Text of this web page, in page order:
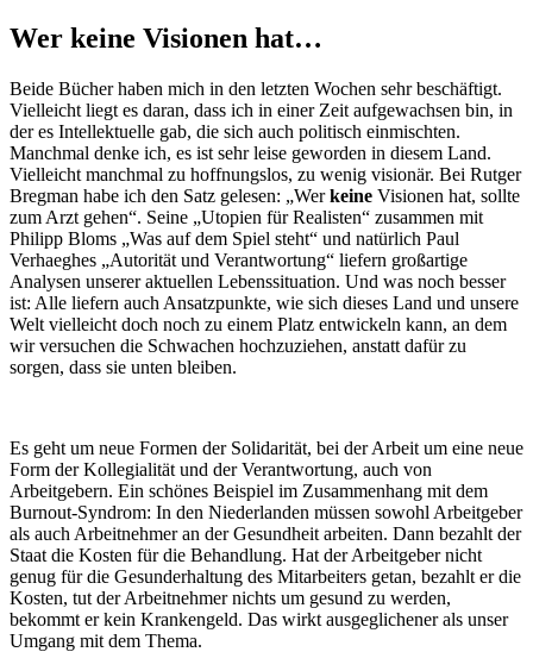
Wer keine Visionen hat…
Beide Bücher haben mich in den letzten Wochen sehr beschäftigt.
Vielleicht liegt es daran, dass ich in einer Zeit aufgewachsen bin, in
der es Intellektuelle gab, die sich auch politisch einmischten.
Manchmal denke ich, es ist sehr leise geworden in diesem Land.
Vielleicht manchmal zu hoffnungslos, zu wenig visionär. Bei Rutger
Bregman habe ich den Satz gelesen: „Werkeine Visionen hat, sollte
zum Arzt gehen“. Seine „Utopien für Realisten“ zusammen mit
Philipp Bloms „Was auf dem Spiel steht“ und natürlich Paul
Verhaeghes „Autorität und Verantwortung“ liefern großartige
Analysen unserer aktuellen Lebenssituation. Und was noch besser
ist: Alle liefern auch Ansatzpunkte, wie sich dieses Land und unsere
Welt vielleicht doch noch zu einem Platz entwickeln kann, an dem
wir versuchen die Schwachen hochzuziehen, anstatt dafür zu
sorgen, dass sie unten bleiben.
Es geht um neue Formen der Solidarität, bei der Arbeit um eine neue
Form der Kollegialität und der Verantwortung, auch von
Arbeitgebern. Ein schönes Beispiel im Zusammenhang mit dem
Burnout-Syndrom: In den Niederlanden müssen sowohl Arbeitgeber
als auch Arbeitnehmer an der Gesundheit arbeiten. Dann bezahlt der
Staat die Kosten für die Behandlung. Hat der Arbeitgeber nicht
genug für die Gesunderhaltung des Mitarbeiters getan, bezahlt er die
Kosten, tut der Arbeitnehmer nichts um gesund zu werden,
bekommt er kein Krankengeld. Das wirkt ausgeglichener als unser
Umgang mit dem Thema.